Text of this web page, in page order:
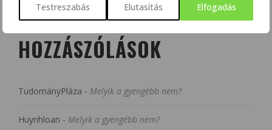
Testreszabás Elutasítás Elfogadás
LEGUTÓBBI
HOZZÁSZÓLÁSOK
TudományPláza - Melyik a gyengébb nem?
Huynhloan - Melyik a gyengébb nem?